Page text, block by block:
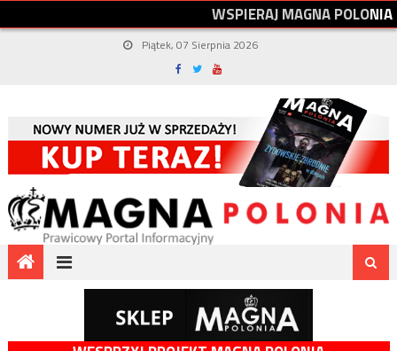
WSPIERAJMAGNAPOLONIA
Piątek, 07 Sierpnia 2026